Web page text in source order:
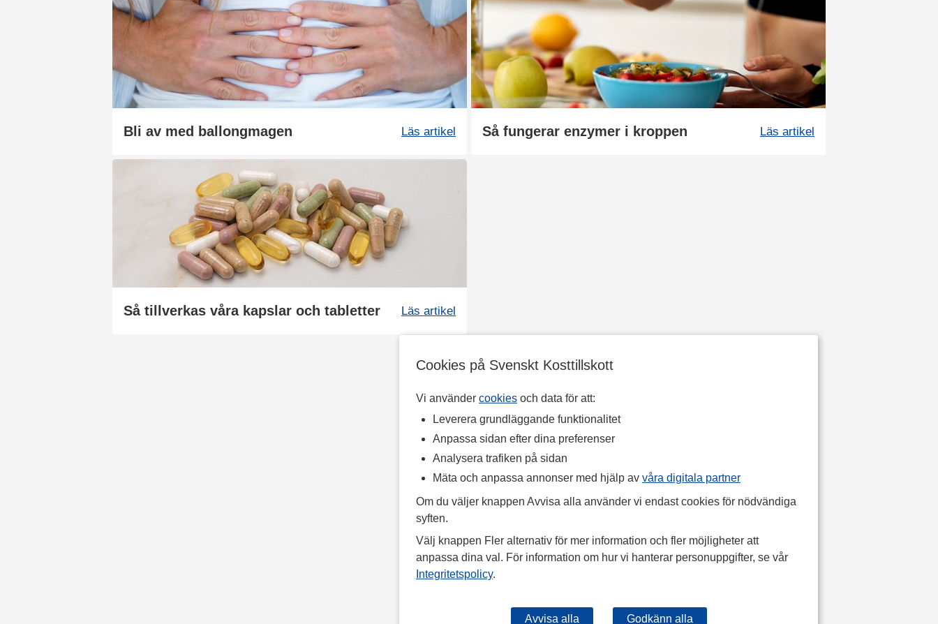
Cookies på Svenskt Kosttillskott
Vi använder cookies och data för att:
Leverera grundläggande funktionalitet
Anpassa sidan efter dina preferenser
Analysera trafiken på sidan
Mäta och anpassa annonser med hjälp av våra digitala partner
Om du väljer knappen Avvisa alla använder vi endast cookies för nödvändiga
syften.
Välj knappen Fler alternativ för mer information och fler möjligheter att
anpassa dina val. För information om hur vi hanterar personuppgifter, se vår
Integritetspolicy.
Bli av med ballongmagen Läs artikel Så fungerar enzymer i kroppen Läs artikel
Så tillverkas våra kapslar och tabletter Läs artikel